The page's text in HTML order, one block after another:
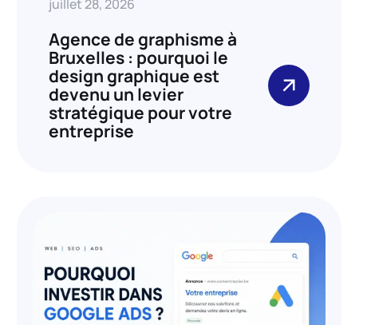
juillet 28, 2026
Agence de graphisme à
Bruxelles : pourquoi le
design graphique est
devenu un levier
stratégique pour votre
entreprise